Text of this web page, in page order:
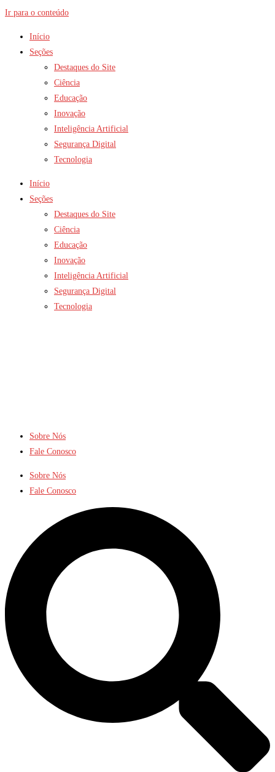
Ir para o conteúdo
Início
Seções
Destaques do Site
Ciência
Educação
Inovação
Inteligência Artificial
Segurança Digital
Tecnologia
Início
Seções
Destaques do Site
Ciência
Educação
Inovação
Inteligência Artificial
Segurança Digital
Tecnologia
Sobre Nós
Fale Conosco
Sobre Nós
Fale Conosco